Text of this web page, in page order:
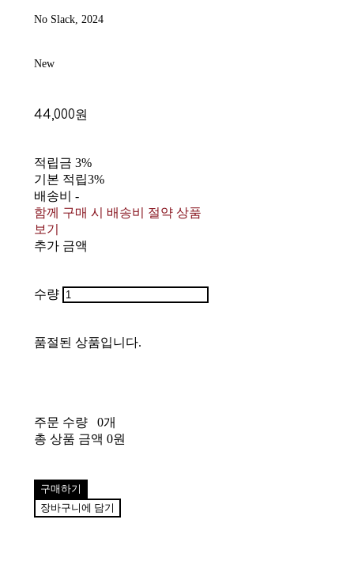
No Slack, 2024
New
44,000원
적립금 3%
기본 적립3%
배송비 -
함께 구매 시 배송비 절약 상품
보기
추가 금액
수량
품절된 상품입니다.
주문 수량
0개
총 상품 금액 0원
구매하기
장바구니에 담기